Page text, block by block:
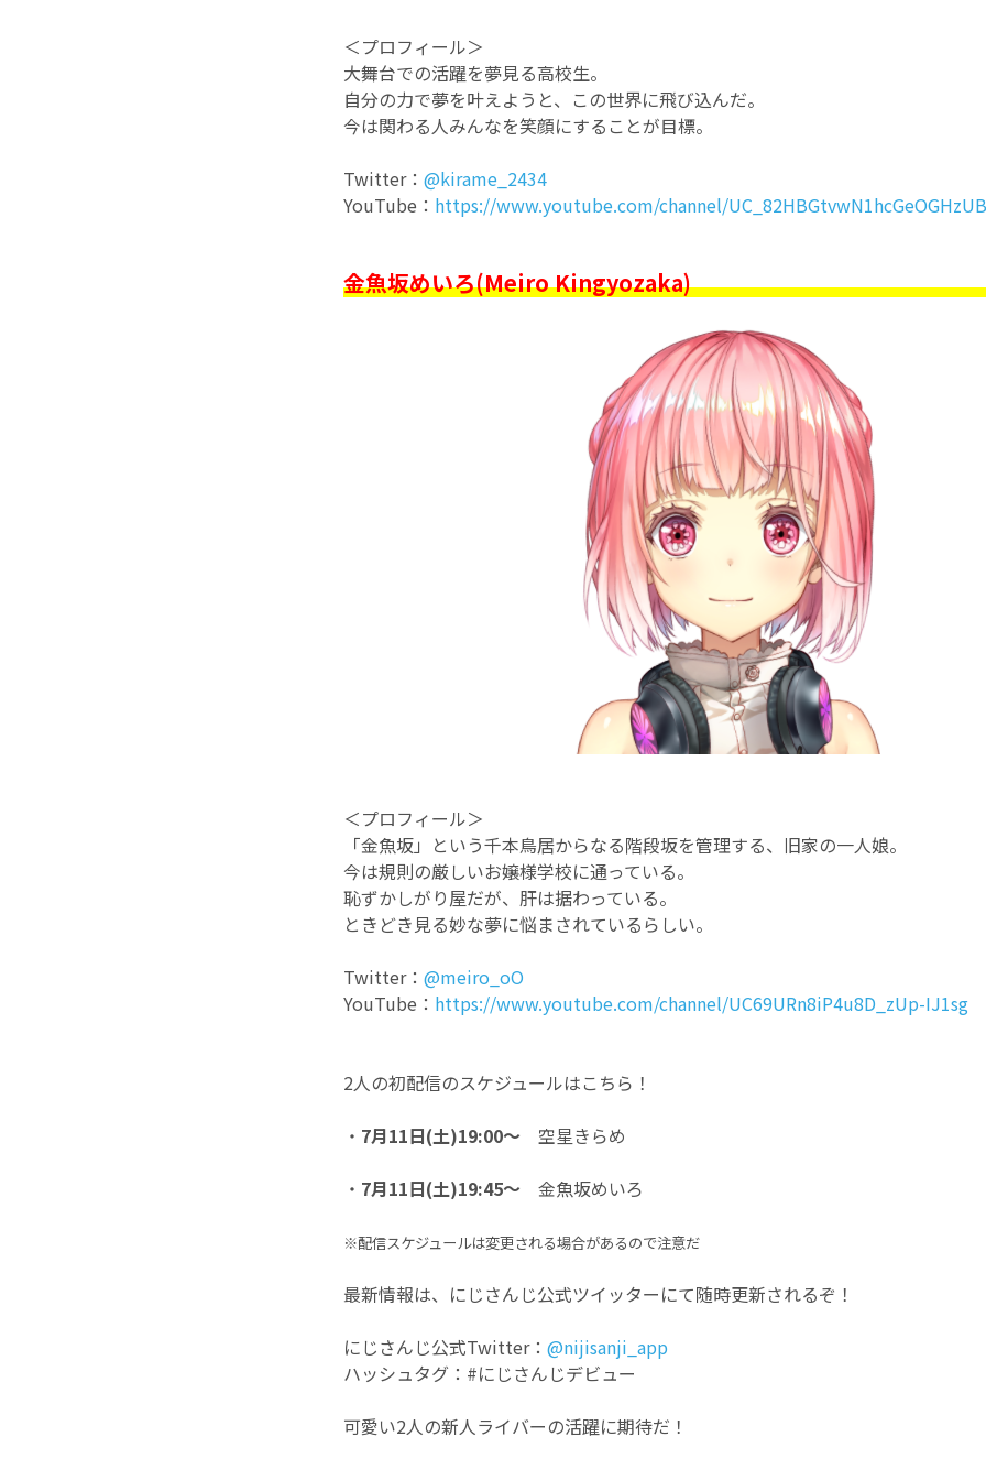
＜プロフィール＞
大舞台での活躍を夢見る高校生。
自分の力で夢を叶えようと、この世界に飛び込んだ。
今は関わる人みんなを笑顔にすることが目標。
Twitter： @kirame_2434
YouTube： https://www.youtube.com/channel/
金魚坂めいろ(Meiro Kingyozaka)
＜プロフィール＞
「金魚坂」という千本鳥居からなる階段坂を管理する、旧家の一人娘。
今は規則の厳しいお嬢様学校に通っている。
恥ずかしがり屋だが、肝は据わっている。
ときどき見る妙な夢に悩まされているらしい。
Twitter： @meiro_oO
YouTube： https://www.youtube.com/channel/UC69URn8iP4u8D_zUp-IJ1sg
2人の初配信のスケジュールはこちら！
・ 7月11日(土)19:00～ 空星きらめ
・ 7月11日(土)19:45～ 金魚坂めいろ
※配信スケジュールは変更される場合があるので注意だ
最新情報は、にじさんじ公式ツイッターにて随時更新されるぞ！
にじさんじ公式Twitter： @nijisanji_app
ハッシュタグ：#にじさんじデビュー
可愛い2人の新人ライバーの活躍に期待だ！